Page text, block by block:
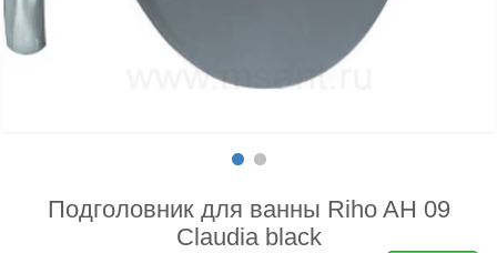
Подголовник для ванны Riho AH 09
Claudia black